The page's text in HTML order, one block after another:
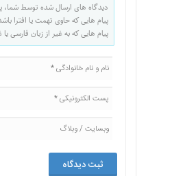
دیدگاه های ارسال شده توسط
پیام هایی که حاوی تهمت یا افترا
پیام هایی که به غیر از زبان فارسی